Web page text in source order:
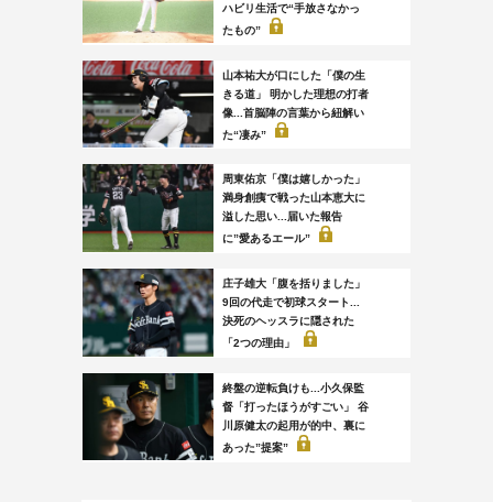
ハビリ生活で“手放さなかっ
たもの”
山本祐大が口にした「僕の生
きる道」 明かした理想の打者
像...首脳陣の言葉から紐解い
た“凄み”
周東佑京「僕は嬉しかった」
満身創痍で戦った山本恵大に
溢した思い...届いた報告
に”愛あるエール”
庄子雄大「腹を括りました」
9回の代走で初球スタート...
決死のヘッスラに隠された
「2つの理由」
終盤の逆転負けも...小久保監
督「打ったほうがすごい」 谷
川原健太の起用が的中、裏に
あった”提案”